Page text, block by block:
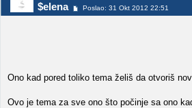
$elena Poslao: 31 Okt 2012 22:51
Ono kad pored toliko tema želiš da otvoriš
Ovo je tema za sve ono što počinje sa ono